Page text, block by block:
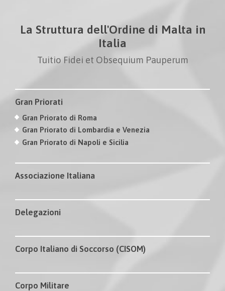
La Struttura dell'Ordine di Malta in
Italia
Tuitio Fidei et Obsequium Pauperum
Gran Priorati
Gran Priorato di Roma
Gran Priorato di Lombardia e Venezia
Gran Priorato di Napoli e Sicilia
Associazione Italiana
Delegazioni
Corpo Italiano di Soccorso (CISOM)
Corpo Militare